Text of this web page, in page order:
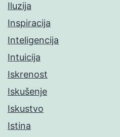
Iluzija
Inspiracija
Inteligencija
Intuicija
Iskrenost
Iskušenje
Iskustvo
Istina